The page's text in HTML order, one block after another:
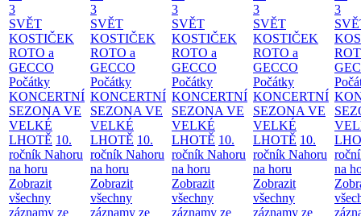
3
SVĚT
KOSTIČEK
ROTO a
GECCO
Počátky
KONCERTNÍ
SEZONA VE
VELKÉ
LHOTĚ 10.
ročník Nahoru
na horu
Zobrazit
všechny
záznamy ze
3
SVĚT
KOSTIČEK
ROTO a
GECCO
Počátky
KONCERTNÍ
SEZONA VE
VELKÉ
LHOTĚ 10.
ročník Nahoru
na horu
Zobrazit
všechny
záznamy ze
3
SVĚT
KOSTIČEK
ROTO a
GECCO
Počátky
KONCERTNÍ
SEZONA VE
VELKÉ
LHOTĚ 10.
ročník Nahoru
na horu
Zobrazit
všechny
záznamy ze
3
SVĚT
KOSTIČEK
ROTO a
GECCO
Počátky
KONCERTNÍ
SEZONA VE
VELKÉ
LHOTĚ 10.
ročník Nahoru
na horu
Zobrazit
všechny
záznamy ze
3
na